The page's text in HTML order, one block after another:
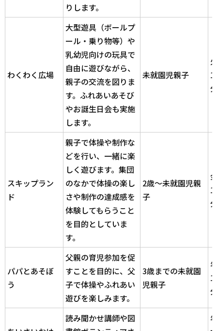
りします。
わくわく広場
大型遊具（ボールプ
ール・乗り物等）や
乳幼児向けの玩具で
自由に遊びながら、
親子の交流を図りま
す。ふれあいあそび
やお誕生日会も実施
します。
未就園児親子
スキップラン
ド
親子で体操や制作な
どを行い、一緒に楽
しく遊びます。集団
のなかで体操の楽し
さや制作の達成感を
体験してもらうこと
を目的としていま
す。
2歳～未就園児親
子
パパとあそぼ
う
父親の育児参加を促
すことを目的に、父
子で体操やふれあい
遊びを楽しみます。
3歳までの未就園
児親子
読み聞かせ講師や図